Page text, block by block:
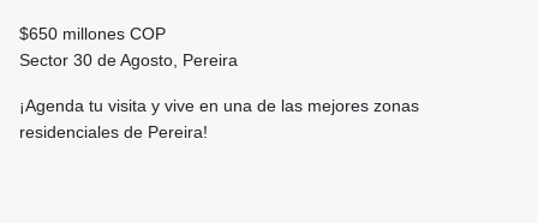
$650 millones COP
Sector 30 de Agosto, Pereira
¡Agenda tu visita y vive en una de las mejores zonas
residenciales de Pereira!